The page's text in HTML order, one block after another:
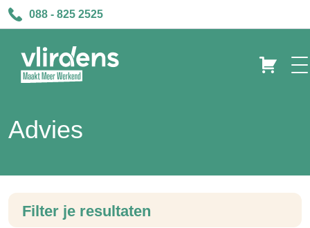
088 - 825 2525
Advies
Filter je resultaten